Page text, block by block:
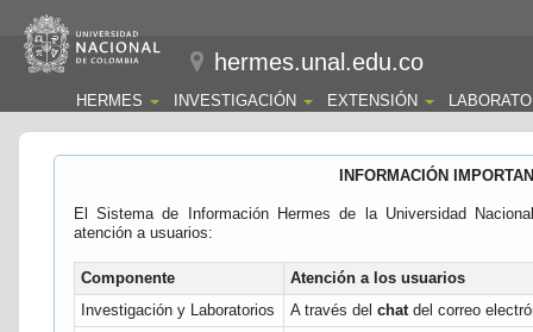
hermes.unal.edu.co
HERMES INVESTIGACIÓN EXTENSIÓN
INFORMACIÓN
El Sistema de Información Hermes de la Universidad
atención a usuarios:
Componente
Atención a los usuarios
Investigación y Laboratorios
A través del chatdel correo